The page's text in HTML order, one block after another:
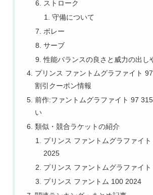
ストローク
守備について
ボレー
サーブ
性能バランスの良さと威力の出し
プリンス ファントムグラファイト
割引クーポン情報
前作:ファントムグラファイト 97
い
類似・競合ラケットの紹介
プリンス ファントムグラファイ
2025
プリンス ファントムグラファイ
プリンス ファントム 100 2024